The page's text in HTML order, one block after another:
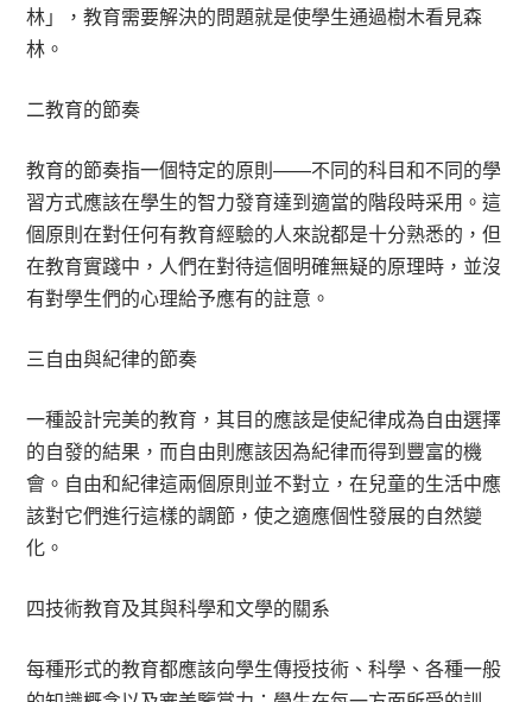
林」，教育需要解決的問題就是使學生通過樹木看見森
林。
二教育的節奏
教育的節奏指一個特定的原則——不同的科目和不同的學
習方式應該在學生的智力發育達到適當的階段時采用。這
個原則在對任何有教育經驗的人來說都是十分熟悉的，但
在教育實踐中，人們在對待這個明確無疑的原理時，並沒
有對學生們的心理給予應有的註意。
三自由與紀律的節奏
一種設計完美的教育，其目的應該是使紀律成為自由選擇
的自發的結果，而自由則應該因為紀律而得到豐富的機
會。自由和紀律這兩個原則並不對立，在兒童的生活中應
該對它們進行這樣的調節，使之適應個性發展的自然變
化。
四技術教育及其與科學和文學的關系
每種形式的教育都應該向學生傳授技術、科學、各種一般